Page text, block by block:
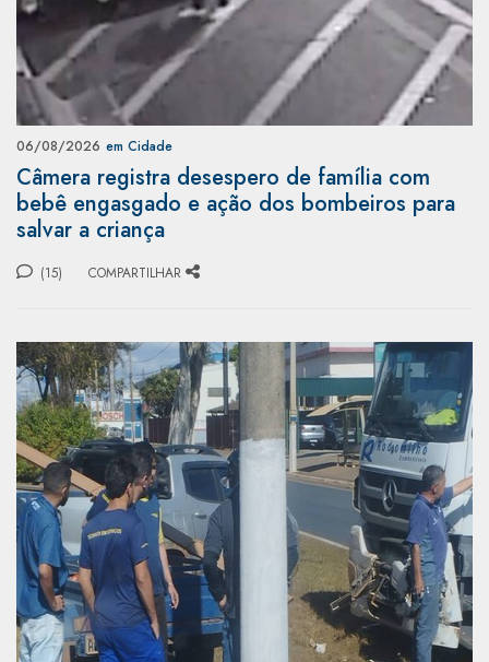
06/08/2026 em Cidade
Câmera registra desespero de família com
bebê engasgado e ação dos bombeiros para
salvar a criança
(15) COMPARTILHAR